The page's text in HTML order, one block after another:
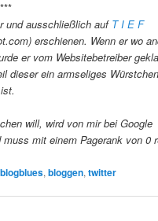
und ausschließlich auf T I E F
erschienen. Wenn er wo
er vom Websitebetreiber
dieser ein armseliges
will, wird von mir bei Google
mit einem Pagerank von 0
blogblues,bloggen,twitter